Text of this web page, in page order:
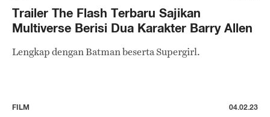
Trailer The Flash Terbaru Sajikan
Multiverse Berisi Dua Karakter Barry Allen
Lengkap dengan Batman beserta Supergirl.
FILM 04.02.23